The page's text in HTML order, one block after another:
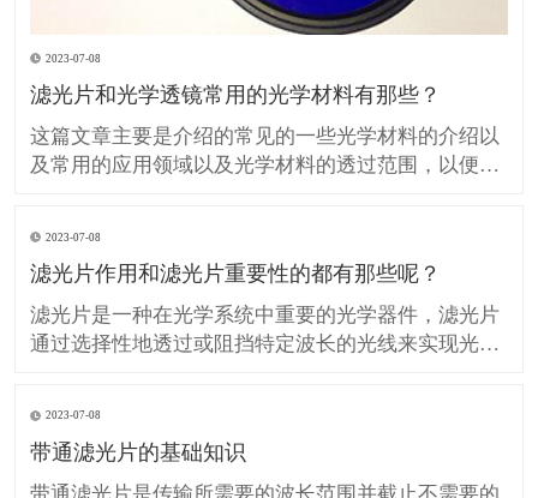
2023-07-08
滤光片和光学透镜常用的光学材料有那些？
这篇文章主要是介绍的常见的一些光学材料的介绍以
及常用的应用领域以及光学材料的透过范围，以便在
膨胀系数较大，不推荐用于温度敏感的领域应用，在
可见光
2023-07-08
滤光片作用和滤光片重要性的都有那些呢？
滤光片是一种在光学系统中重要的光学器件，滤光片
通过选择性地透过或阻挡特定波长的光线来实现光的
片对光的控制和调节： 滤光片可以选择性地透过或阻
挡特
2023-07-08
带通滤光片的基础知识